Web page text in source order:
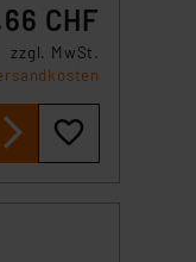
CHF
zzgl. MwSt.